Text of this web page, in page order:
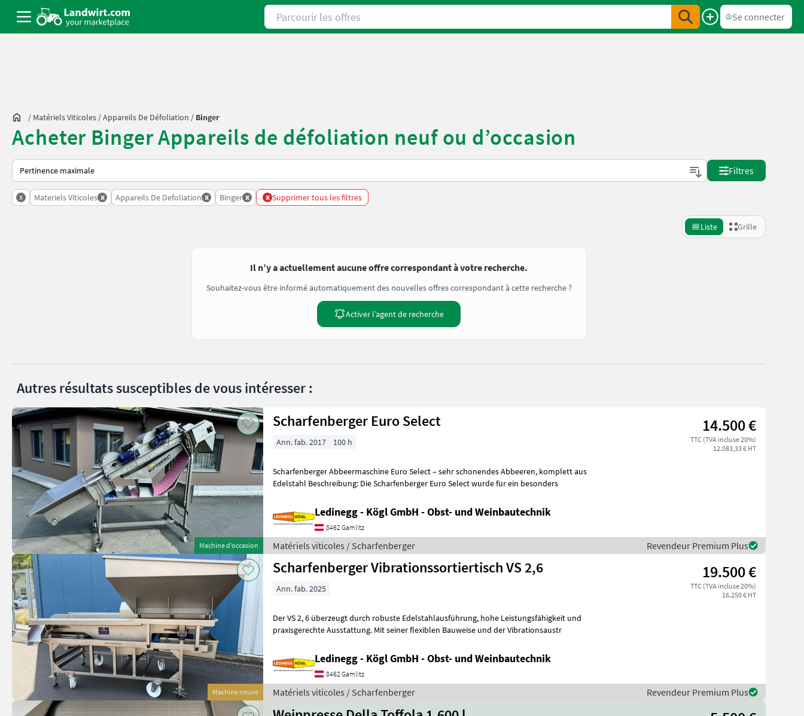
Parcourir les offres
Se connecter
/ Matériels Viticoles /Appareils De Défoliation / Binger
Acheter Binger Appareils de défoliation neuf ou d’occasion
Voici comment les annonces sont triées sur Landwirt.com
Filtres
x Materiels Viticoles x Appareils De Defoliation x Binger x x Supprimer tous les filtres
Liste Grille
Il n’y a actuellement aucune offre correspondant à votre recherche.
Souhaitez-vous être informé automatiquement des nouvelles offres correspondant à cette recherche ?
Activer l’agent de recherche
Autres résultats susceptibles de vous intéresser :
Machine d’occasion
Scharfenberger Euro Select 14.500 €
TTC (TVA incluse 20%)
12.083,33 € HT
Ann. fab. 2017 100 h
Scharfenberger Abbeermaschine Euro Select – sehr schonendes Abbeeren, komplett aus
Edelstahl Beschreibung: Die Scharfenberger Euro Select wurde für ein besonders
Ledinegg - Kögl GmbH - Obst- und Weinbautechnik
8462 Gamlitz
Matériels viticoles / Scharfenberger Revendeur Premium Plus
Machine neuve
Scharfenberger Vibrationssortiertisch VS 2,6 19.500 €
TTC (TVA incluse 20%)
16.250 € HT
Ann. fab. 2025
Der VS 2, 6 überzeugt durch robuste Edelstahlausführung, hohe Leistungsfähigkeit und
praxisgerechte Ausstattung. Mit seiner flexiblen Bauweise und der Vibrationsaustr
Ledinegg - Kögl GmbH - Obst- und Weinbautechnik
8462 Gamlitz
Matériels viticoles / Scharfenberger Revendeur Premium Plus